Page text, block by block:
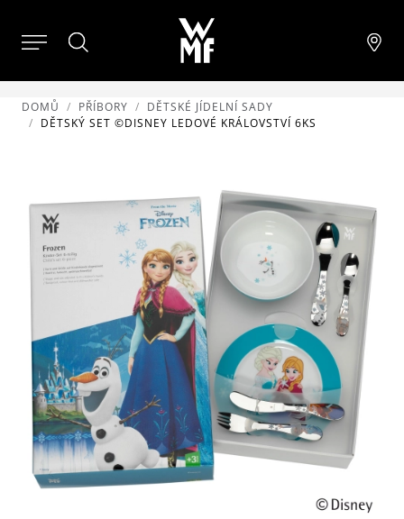
DOMŮ PŘÍBORY
DĚTSKÉ JÍDELNÍ SADY
DĚTSKÝ SET ©DISNEY LEDOVÉ KRÁLOVSTVÍ 6KS